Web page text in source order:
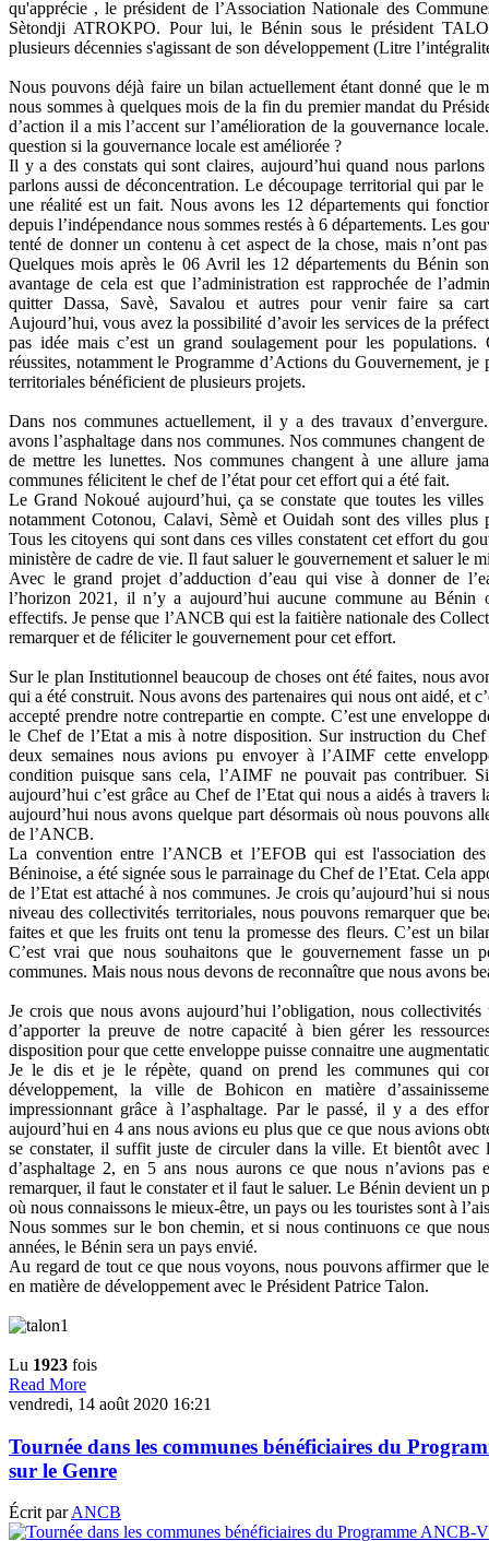
qu'apprécie , le président de l’Association Nationale des
Sètondji ATROKPO. Pour lui, le Bénin sous le président
plusieurs décennies s'agissant de son développement (Litre
Nous pouvons déjà faire un bilan actuellement étant donné que le
nous sommes à quelques mois de la fin du premier mandat du
d’action il a mis l’accent sur l’amélioration de la gouvernance
question si la gouvernance locale est améliorée ?
Il y a des constats qui sont claires, aujourd’hui quand nous
parlons aussi de déconcentration. Le découpage territorial qui par le
une réalité est un fait. Nous avons les 12 départements qui
depuis l’indépendance nous sommes restés à 6 départements. Les
tenté de donner un contenu à cet aspect de la chose, mais n’ont
Quelques mois après le 06 Avril les 12 départements du Bénin
avantage de cela est que l’administration est rapprochée de
quitter Dassa, Savè, Savalou et autres pour venir faire sa
Aujourd’hui, vous avez la possibilité d’avoir les services de la
pas idée mais c’est un grand soulagement pour les populations.
réussites, notamment le Programme d’Actions du Gouvernement, je
territoriales bénéficient de plusieurs projets.
Dans nos communes actuellement, il y a des travaux d’envergure.
avons l’asphaltage dans nos communes. Nos communes changent
de mettre les lunettes. Nos communes changent à une allure
communes félicitent le chef de l’état pour cet effort qui a été fait.
Le Grand Nokoué aujourd’hui, ça se constate que toutes les
notamment Cotonou, Calavi, Sèmè et Ouidah sont des villes plus
Tous les citoyens qui sont dans ces villes constatent cet effort du
ministère de cadre de vie. Il faut saluer le gouvernement et saluer le
Avec le grand projet d’adduction d’eau qui vise à donner de
l’horizon 2021, il n’y a aujourd’hui aucune commune au Bénin
effectifs. Je pense que l’ANCB qui est la faitière nationale des
remarquer et de féliciter le gouvernement pour cet effort.
Sur le plan Institutionnel beaucoup de choses ont été faites, nous
qui a été construit. Nous avons des partenaires qui nous ont aidé, et
accepté prendre notre contrepartie en compte. C’est une enveloppe
le Chef de l’Etat a mis à notre disposition. Sur instruction du Chef
deux semaines nous avions pu envoyer à l’AIMF cette
condition puisque sans cela, l’AIMF ne pouvait pas contribuer.
aujourd’hui c’est grâce au Chef de l’Etat qui nous a aidés à travers
aujourd’hui nous avons quelque part désormais où nous pouvons
de l’ANCB.
La convention entre l’ANCB et l’EFOB qui est l'association
Béninoise, a été signée sous le parrainage du Chef de l’Etat. Cela
de l’Etat est attaché à nos communes. Je crois qu’aujourd’hui si
niveau des collectivités territoriales, nous pouvons remarquer que
faites et que les fruits ont tenu la promesse des fleurs. C’est un
C’est vrai que nous souhaitons que le gouvernement fasse un
communes. Mais nous nous devons de reconnaître que nous avons
Je crois que nous avons aujourd’hui l’obligation, nous collectivités
d’apporter la preuve de notre capacité à bien gérer les
disposition pour que cette enveloppe puisse connaitre une
Je le dis et je le répète, quand on prend les communes qui
développement, la ville de Bohicon en matière
impressionnant grâce à l’asphaltage. Par le passé, il y a des
aujourd’hui en 4 ans nous avions eu plus que ce que nous avions
se constater, il suffit juste de circuler dans la ville. Et bientôt avec
d’asphaltage 2, en 5 ans nous aurons ce que nous n’avions
remarquer, il faut le constater et il faut le saluer. Le Bénin devient un
où nous connaissons le mieux-être, un pays ou les touristes sont à
Nous sommes sur le bon chemin, et si nous continuons ce que
années, le Bénin sera un pays envié.
Au regard de tout ce que nous voyons, nous pouvons affirmer que
en matière de développement avec le Président Patrice Talon.
Lu 1923 fois
Read More
vendredi, 14 août 2020 16:21
Tournée dans les communes bénéficiaires du
sur le Genre
Écrit parANCB